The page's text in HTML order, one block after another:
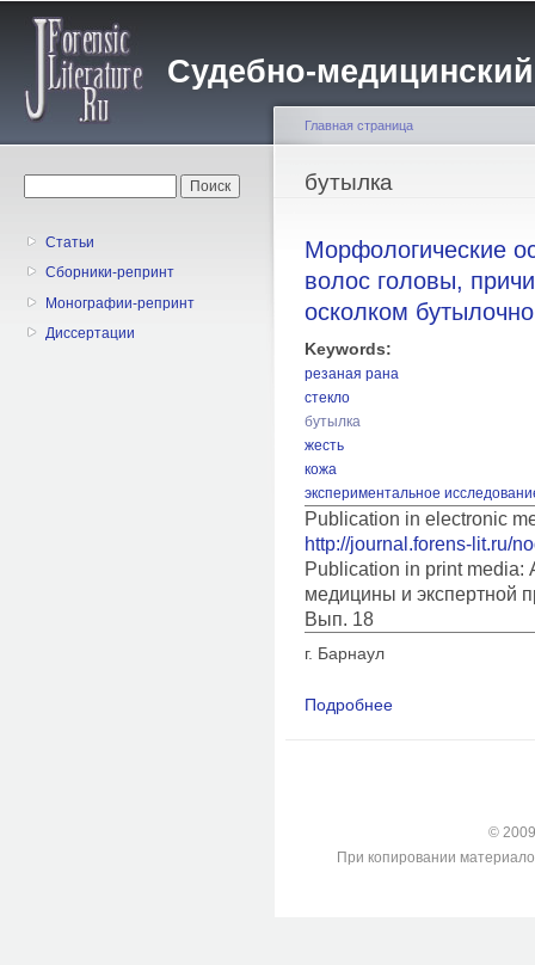
Судебно-
Статьи
Сборники-репринт
Монографии-репринт
Диссертации
Вы здесь
Главная страница
бутылка
Морфологические
волос головы,
осколком
Keywords:
резаная рана
стекло
бутылка
жесть
кожа
экспериментальное
Publication in electronic
http://journal.forens-lit.ru/
Publication in print media:
медицины и экспертной
Вып. 18
г. Барнаул
Подробнее
©
При копировании